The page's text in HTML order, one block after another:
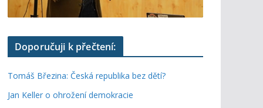
Doporučuji k přečtení:
Tomáš Březina: Česká republika bez dětí?
Jan Keller o ohrožení demokracie